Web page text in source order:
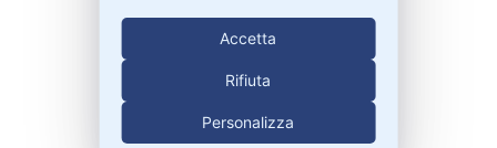
Contatti
info@pitdriver.com
Accetta
Rifiuta
Personalizza